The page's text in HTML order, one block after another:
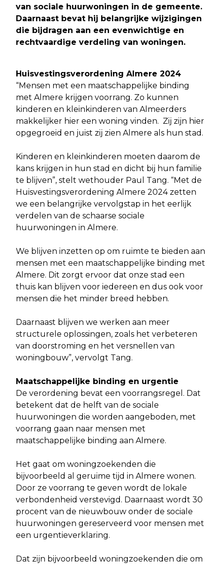
van sociale huurwoningen in de gemeente.
Daarnaast bevat hij belangrijke wijzigingen
die bijdragen aan een evenwichtige en
rechtvaardige verdeling van woningen.
Huisvestingsverordening Almere 2024
“Mensen met een maatschappelijke binding
met Almere krijgen voorrang. Zo kunnen
kinderen en kleinkinderen van Almeerders
makkelijker hier een woning vinden. Zij zijn hier
opgegroeid en juist zij zien Almere als hun stad.
Kinderen en kleinkinderen moeten daarom de
kans krijgen in hun stad en dicht bij hun familie
te blijven”, stelt wethouder Paul Tang. “Met de
Huisvestingsverordening Almere 2024 zetten
we een belangrijke vervolgstap in het eerlijk
verdelen van de schaarse sociale
huurwoningen in Almere.
We blijven inzetten op om ruimte te bieden aan
mensen met een maatschappelijke binding met
Almere. Dit zorgt ervoor dat onze stad een
thuis kan blijven voor iedereen en dus ook voor
mensen die het minder breed hebben.
Daarnaast blijven we werken aan meer
structurele oplossingen, zoals het verbeteren
van doorstroming en het versnellen van
woningbouw”, vervolgt Tang.
Maatschappelijke binding en urgentie
De verordening bevat een voorrangsregel. Dat
betekent dat de helft van de sociale
huurwoningen die worden aangeboden, met
voorrang gaan naar mensen met
maatschappelijke binding aan Almere.
Het gaat om woningzoekenden die
bijvoorbeeld al geruime tijd in Almere wonen.
Door ze voorrang te geven wordt de lokale
verbondenheid verstevigd. Daarnaast wordt 30
procent van de nieuwbouw onder de sociale
huurwoningen gereserveerd voor mensen met
een urgentieverklaring.
Dat zijn bijvoorbeeld woningzoekenden die om